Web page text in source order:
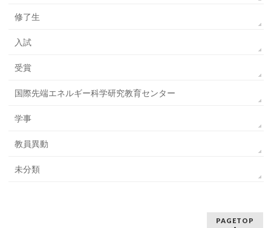
修了生
入試
受賞
国際先端エネルギー科学研究教育センター
学事
教員異動
未分類
PAGETOP